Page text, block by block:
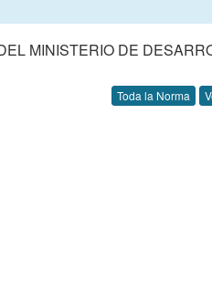
MINISTERIO DE
Toda la Norma